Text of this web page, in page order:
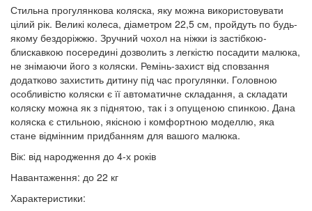
Стильна прогулянкова коляска, яку можна використовувати
цілий рік. Великі колеса, діаметром 22,5 см, пройдуть по будь-
якому бездоріжжю. Зручний чохол на ніжки із застібкою-
блискавкою посередині дозволить з легкістю посадити малюка,
не знімаючи його з коляски. Ремінь-захист від сповзання
додатково захистить дитину під час прогулянки. Головною
особливістю коляски є її автоматичне складання, а складати
коляску можна як з піднятою, так і з опущеною спинкою. Дана
коляска є стильною, якісною і комфортною моделлю, яка
стане відмінним придбанням для вашого малюка.
Вік: від народження до 4-х років
Навантаження: до 22 кг
Характеристики: